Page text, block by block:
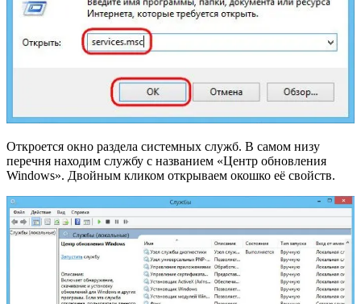
Откроется окно раздела системных служб. В самом низу
перечня находим службу с названием «Центр обновления
Windows». Двойным кликом открываем окошко её свойств.